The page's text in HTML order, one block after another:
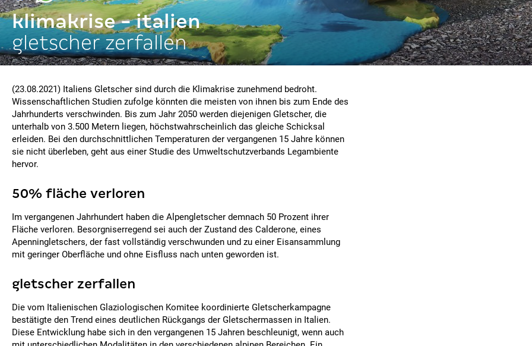
klimakrise - italien
gletscher zerfallen
(23.08.2021) Italiens Gletscher sind durch die Klimakrise zunehmend bedroht.
Wissenschaftlichen Studien zufolge könnten die meisten von ihnen bis zum Ende des
Jahrhunderts verschwinden. Bis zum Jahr 2050 werden diejenigen Gletscher, die
unterhalb von 3.500 Metern liegen, höchstwahrscheinlich das gleiche Schicksal
erleiden. Bei den durchschnittlichen Temperaturen der vergangenen 15 Jahre können
sie nicht überleben, geht aus einer Studie des Umweltschutzverbands Legambiente
hervor.
50% fläche verloren
Im vergangenen Jahrhundert haben die Alpengletscher demnach 50 Prozent ihrer
Fläche verloren. Besorgniserregend sei auch der Zustand des Calderone, eines
Apenningletschers, der fast vollständig verschwunden und zu einer Eisansammlung
mit geringer Oberfläche und ohne Eisfluss nach unten geworden ist.
gletscher zerfallen
Die vom Italienischen Glaziologischen Komitee koordinierte Gletscherkampagne
bestätigte den Trend eines deutlichen Rückgangs der Gletschermassen in Italien.
Diese Entwicklung habe sich in den vergangenen 15 Jahren beschleunigt, wenn auch